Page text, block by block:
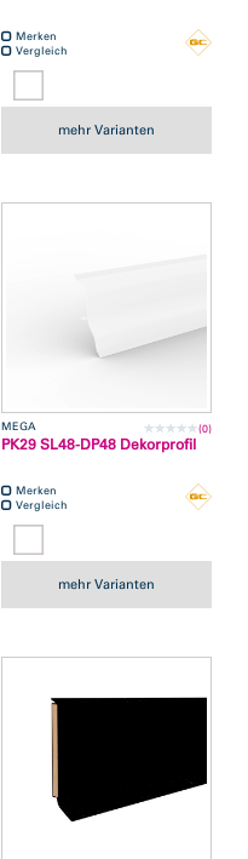
Merken
Vergleich
mehr Varianten
MEGA (0)
PK29 SL48-DP48 Dekorprofil
Merken
Vergleich
mehr Varianten